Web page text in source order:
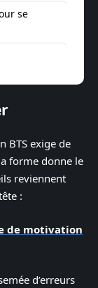
se
BTS exige de
forme donne le
reviennent
:
de motivation
d’erreurs